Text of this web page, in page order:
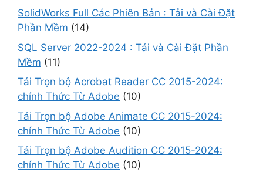
SolidWorks Full Các Phiên Bản : Tải và Cài Đặt
Phần Mềm (14)
SQL Server 2022-2024 : Tải và Cài Đặt Phần
Mềm (11)
Tải Trọn bộ Acrobat Reader CC 2015-2024:
chính Thức Từ Adobe (10)
Tải Trọn bộ Adobe Animate CC 2015-2024:
chính Thức Từ Adobe (10)
Tải Trọn bộ Adobe Audition CC 2015-2024:
chính Thức Từ Adobe (10)